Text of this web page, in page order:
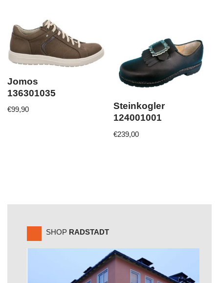
Jomos
136301035
€99,90
Steinkogler
124001001
€239,00
SHOP RADSTADT